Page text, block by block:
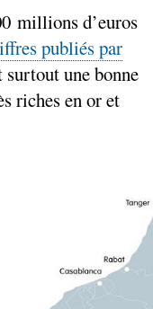
millions d’euros
publiés par
surtout une bonne
riches en or et